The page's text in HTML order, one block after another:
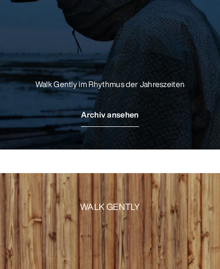
Walk Gently im Rhythmus der Jahreszeiten
Archiv ansehen
WALK GENTLY